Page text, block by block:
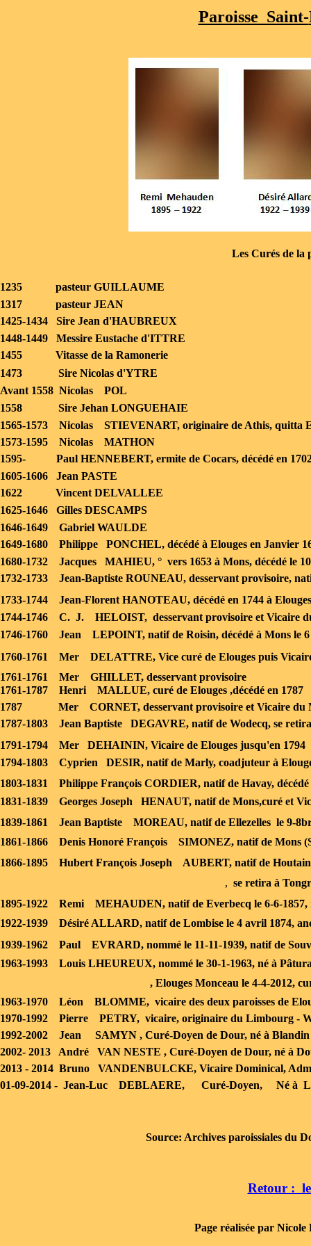
Paroisse Saint-
Les Curés de la
1235 pasteur GUILLAUME
1317 pasteur JEAN
1425-1434 Sire Jean d'HAUBREUX
1448-1449 Messire Eustache d'ITTRE
1455 Vitasse de la Ramonerie
1473 Sire Nicolas d'YTRE
Avant 1558 Nicolas POL
1558 Sire Jehan LONGUEHAIE
1565-1573 Nicolas STIEVENART, originaire de Athis, quitta
1573-1595 Nicolas MATHON
1595- Paul HENNEBERT, ermite de Cocars, décédé en
1605-1606 Jean PASTE
1622 Vincent DELVALLEE
1625-1646 Gilles DESCAMPS
1646-1649 Gabriel WAULDE
1649-1680 Philippe PONCHEL, décédé à Elouges en Janvier
1680-1732 Jacques MAHIEU, ° vers 1653 à Mons, décédé le
1732-1733 Jean-Baptiste ROUNEAU, desservant provisoire,
1733-1744 Jean-Florent HANOTEAU, décédé en 1744 à Elouges
1744-1746 C. J. HELOIST, desservant provisoire et Vicaire
1746-1760 Jean LEPOINT, natif de Roisin, décédé à Mons le 6
1760-1761 Mer DELATTRE, Vice curé de Elouges puis
1761-1761 Mer GHILLET, desservant provisoire
1761-1787 Henri MALLUE, curé de Elouges ,décédé en 1787
1787 Mer CORNET, desservant provisoire et Vicaire du
1787-1803 Jean Baptiste DEGAVRE, natif de Wodecq, se retira
1791-1794 Mer DEHAININ, Vicaire de Elouges jusqu'en 1794
1794-1803 Cyprien DESIR, natif de Marly, coadjuteur à
1803-1831 Philippe François CORDIER, natif de Havay, décédé
1831-1839 Georges Joseph HENAUT, natif de Mons,curé et
1839-1861 Jean Baptiste MOREAU, natif de Ellezelles le 9-
1861-1866 Denis Honoré François SIMONEZ, natif de Mons
1866-1895 Hubert François Joseph AUBERT, natif de
, se retira à
1895-1922 Remi MEHAUDEN, natif de Everbecq le 6-6-
1922-1939 Désiré ALLARD, natif de Lombise le 4 avril 1874,
1939-1962 Paul EVRARD, nommé le 11-11-1939, natif de
1963-1993 Louis LHEUREUX, nommé le 30-1-1963, né à
, Elouges Monceau le 4-4-2012,
1963-1970 Léon BLOMME, vicaire des deux paroisses de
1970-1992 Pierre PETRY, vicaire, originaire du Limbourg -
1992-2002 Jean SAMYN , Curé-Doyen de Dour, né à Blandin
2002- 2013 André VAN NESTE , Curé-Doyen de Dour, né à
2013 - 2014 Bruno VANDENBULCKE, Vicaire Dominical,
01-09-2014 - Jean-Luc DEBLAERE, Curé-Doyen, Né à
Retour :
Page réalisée par Nicole
Source: Archives paroissiales du